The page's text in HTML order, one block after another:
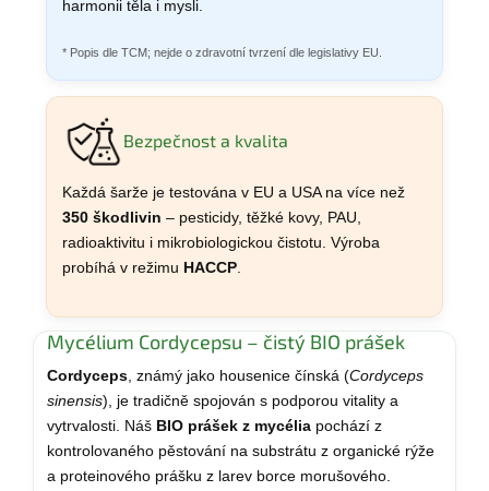
harmonii těla i mysli.
* Popis dle TCM; nejde o zdravotní tvrzení dle legislativy EU.
Bezpečnost a kvalita
Každá šarže je testována v EU a USA na více než
350 škodlivin – pesticidy, těžké kovy, PAU,
radioaktivitu i mikrobiologickou čistotu. Výroba
probíhá v režimu HACCP
Mycélium Cordycepsu – čistý BIO prášek
Cordyceps , známý jako housenice čínská (Cordyceps
sinensis), je tradičně spojován s podporou vitality a
vytrvalosti. Náš BIO prášek z mycélia pochází z
kontrolovaného pěstování na substrátu z organické rýže
a proteinového prášku z larev borce morušového.